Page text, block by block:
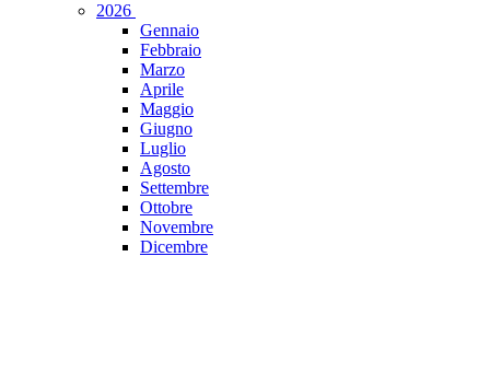
2026
Gennaio
Febbraio
Marzo
Aprile
Maggio
Giugno
Luglio
Agosto
Settembre
Ottobre
Novembre
Dicembre